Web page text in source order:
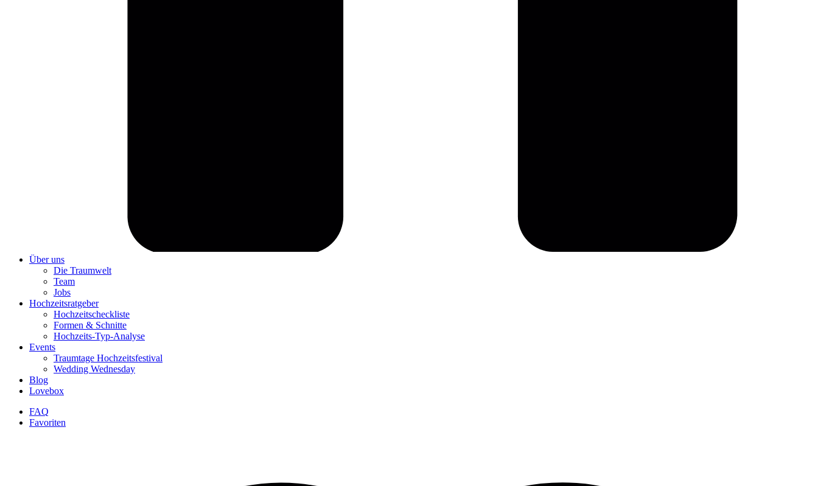
Über uns
Die Traumwelt
Team
Jobs
Hochzeitsratgeber
Hochzeitscheckliste
Formen & Schnitte
Hochzeits-Typ-Analyse
Events
Traumtage Hochzeitsfestival
Wedding Wednesday
Blog
Lovebox
FAQ
Favoriten